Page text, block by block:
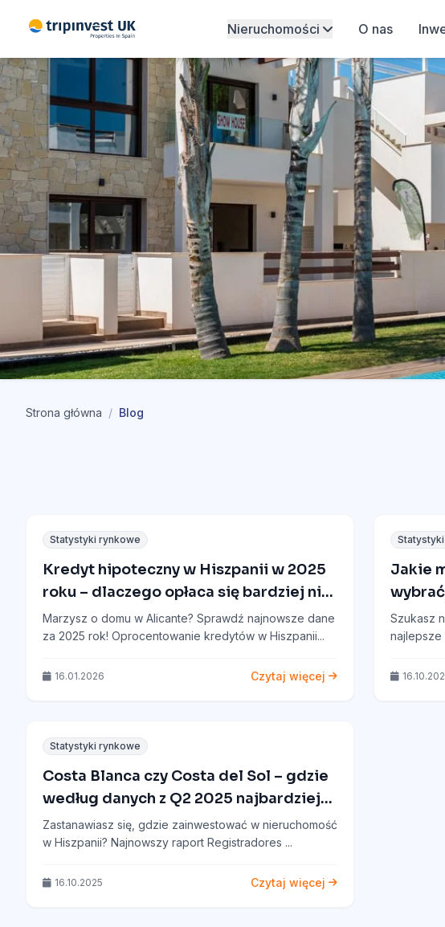
Nieruchomości O nas
Strona główna / Blog
Statystyki rynkowe
Kredyt hipoteczny w Hiszpanii w 2025
roku – dlaczego opłaca się bardziej niż
w Polsce? Analiza rynku Alicante.
Marzysz o domu w Alicante? Sprawdź najnowsze dane
za 2025 rok! Oprocentowanie kredytów w Hiszpanii...
16.01.2026 Czytaj więcej
Jakie
Szukasz
najlepsze
Statystyki rynkowe
Costa Blanca czy Costa del Sol – gdzie
według danych z Q2 2025 najbardziej
opłaca się inwestować w Hiszpanii?
Zastanawiasz się, gdzie zainwestować w nieruchomość
w Hiszpanii? Najnowszy raport Registradores ...
16.10.2025 Czytaj więcej